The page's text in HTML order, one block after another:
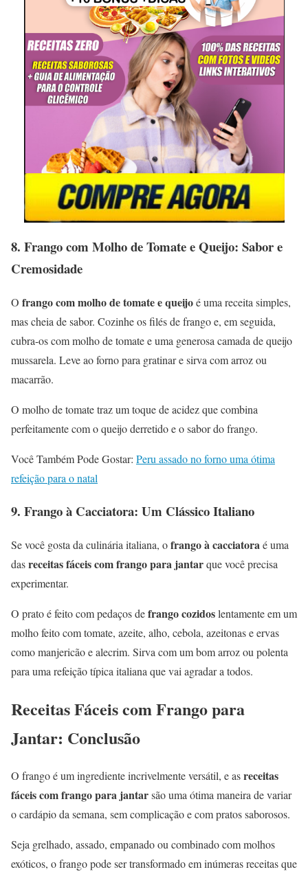
8. Frango com Molho de Tomate e Queijo: Sabor e
Cremosidade
O frango com molho de tomate e queijoé uma receita simples,
mas cheia de sabor. Cozinhe os filés de frango e, em seguida,
cubra-os com molho de tomate e uma generosa camada de queijo
mussarela. Leve ao forno para gratinar e sirva com arroz ou
macarrão.
O molho de tomate traz um toque de acidez que combina
perfeitamente com o queijo derretido e o sabor do frango.
Você Também Pode Gostar: Peru assado no forno uma ótima
refeição para o natal
9. Frango à Cacciatora: Um Clássico Italiano
Se você gosta da culinária italiana, ofrango à cacciatoraé uma
dasreceitas fáceis com frango para jantarque você precisa
experimentar.
O prato é feito com pedaços defrango cozidoslentamente em um
molho feito com tomate, azeite, alho, cebola, azeitonas e ervas
como manjericão e alecrim. Sirva com um bom arroz ou polenta
para uma refeição típica italiana que vai agradar a todos.
Receitas Fáceis com Frango para
Jantar: Conclusão
O frango é um ingrediente incrivelmente versátil, e asreceitas
fáceis com frango para jantarsão uma ótima maneira de variar
o cardápio da semana, sem complicação e com pratos saborosos.
Seja grelhado, assado, empanado ou combinado com molhos
exóticos, o frango pode ser transformado em inúmeras receitas que